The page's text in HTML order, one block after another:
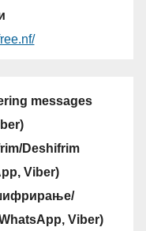
messages
Deshifrim
Viber)
Viber)